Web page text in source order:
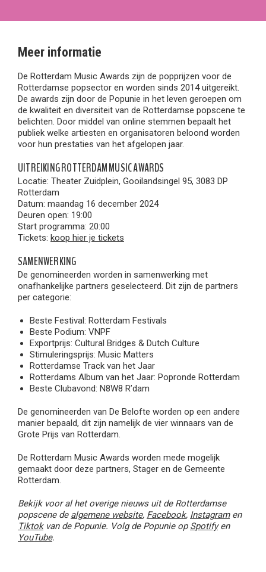
Meer informatie
De Rotterdam Music Awards zijn de popprijzen voor de
Rotterdamse popsector en worden sinds 2014 uitgereikt.
De awards zijn door de Popunie in het leven geroepen om
de kwaliteit en diversiteit van de Rotterdamse popscene te
belichten. Door middel van online stemmen bepaalt het
publiek welke artiesten en organisatoren beloond worden
voor hun prestaties van het afgelopen jaar.
UITREIKING ROTTERDAM MUSIC AWARDS
Locatie: Theater Zuidplein, Gooilandsingel 95, 3083 DP
Rotterdam
Datum: maandag 16 december 2024
Deuren open: 19:00
Start programma: 20:00
Tickets: koop hier je tickets
SAMENWERKING
De genomineerden worden in samenwerking met
onafhankelijke partners geselecteerd. Dit zijn de partners
per categorie:
Beste Festival: Rotterdam Festivals
Beste Podium: VNPF
Exportprijs: Cultural Bridges & Dutch Culture
Stimuleringsprijs: Music Matters
Rotterdamse Track van het Jaar
Rotterdams Album van het Jaar: Popronde Rotterdam
Beste Clubavond: N8W8 R’dam
De genomineerden van De Belofte worden op een andere
manier bepaald, dit zijn namelijk de vier winnaars van de
Grote Prijs van Rotterdam.
De Rotterdam Music Awards worden mede mogelijk
gemaakt door deze partners, Stager en de Gemeente
Rotterdam.
Bekijk voor al het overige nieuws uit de Rotterdamse
popscene de algemene website, Facebook, Instagramen
Tiktokvan de Popunie. Volg de Popunie op Spotifyen
YouTube.